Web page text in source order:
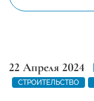
22 Апреля 2024
СТРОИТЕЛЬСТВО